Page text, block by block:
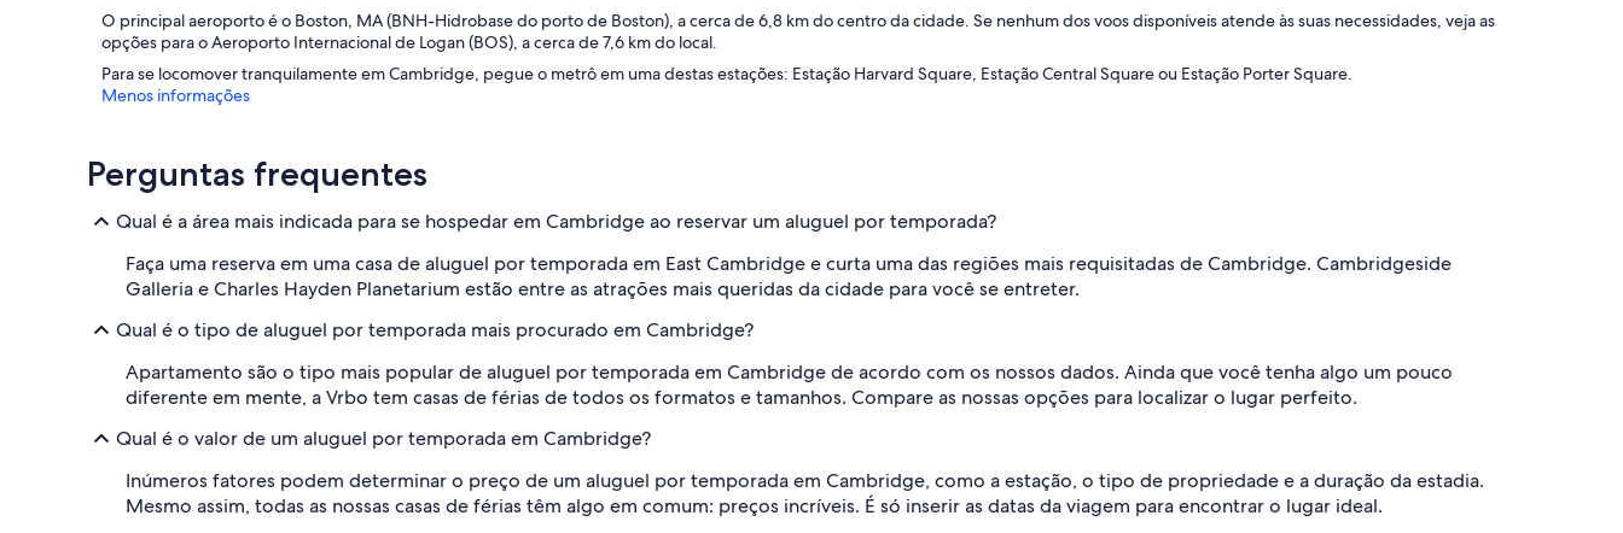
O principal aeroporto é o Boston, MA (BNH-Hidrobase do porto de Boston), a cerca de 6,8 km do centro da cidade. Se nenhum dos voos disponíveis atende às suas necessidades, veja as
opções para o Aeroporto Internacional de Logan (BOS), a cerca de 7,6 km do local.
Para se locomover tranquilamente em Cambridge, pegue o metrô em uma destas estações: Estação Harvard Square, Estação Central Square ou Estação Porter Square.
Menos informações
Perguntas frequentes
Qual é a área mais indicada para se hospedar em Cambridge ao reservar um aluguel por temporada?
Faça uma reserva em uma casa de aluguel por temporada em East Cambridge e curta uma das regiões mais requisitadas de Cambridge. Cambridgeside
Galleria e Charles Hayden Planetarium estão entre as atrações mais queridas da cidade para você se entreter.
Qual é o tipo de aluguel por temporada mais procurado em Cambridge?
Apartamento são o tipo mais popular de aluguel por temporada em Cambridge de acordo com os nossos dados. Ainda que você tenha algo um pouco
diferente em mente, a Vrbo tem casas de férias de todos os formatos e tamanhos. Compare as nossas opções para localizar o lugar perfeito.
Qual é o valor de um aluguel por temporada em Cambridge?
Inúmeros fatores podem determinar o preço de um aluguel por temporada em Cambridge, como a estação, o tipo de propriedade e a duração da estadia.
Mesmo assim, todas as nossas casas de férias têm algo em comum: preços incríveis. É só inserir as datas da viagem para encontrar o lugar ideal.